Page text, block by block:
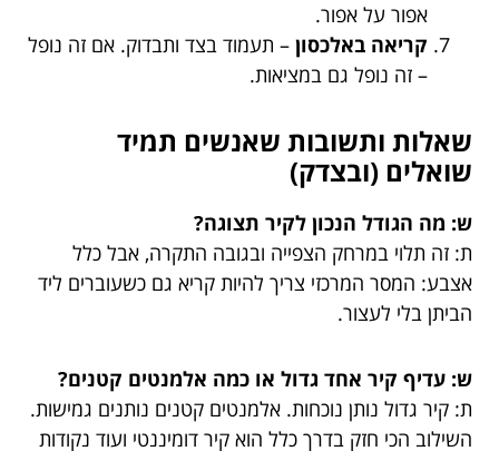
אפור על אפור.
קריאה באלכסון – תעמוד בצד ותבדוק. אם זה נופל
– זה נופל גם במציאות.
שאלות ותשובות שאנשים תמיד
שואלים (ובצדק)
ש: מה הגודל הנכון לקיר תצוגה?
ת: זה תלוי במרחק הצפייה ובגובה התקרה, אבל כלל
אצבע: המסר המרכזי צריך להיות קריא גם כשעוברים ליד
הביתן בלי לעצור.
ש: עדיף קיר אחד גדול או כמה אלמנטים קטנים?
ת: קיר גדול נותן נוכחות. אלמנטים קטנים נותנים גמישות.
השילוב הכי חזק בדרך כלל הוא קיר דומיננטי ועוד נקודות